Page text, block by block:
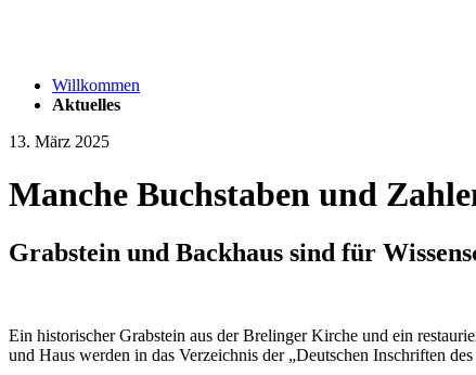
Willkommen
Aktuelles
13. März 2025
Manche Buchstaben und
Grabstein und Backhaus sind für
Ein historischer Grabstein aus der Brelinger Kirche und ein
und Haus werden in das Verzeichnis der „Deutschen Inschriften